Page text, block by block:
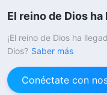
El reino de Dios ha
¡El reino de Dios ha
Dios? Saber más
Conéctate con